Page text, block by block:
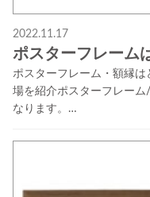
2022.11.17
ポスターフレーム
ポスターフレーム・額縁は
場を紹介ポスターフレー
なります。…